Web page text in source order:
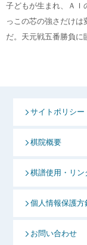
子どもが生まれ、ＡＩ
っこの芯の強さだけは
だ。天元戦五番勝負に
サイトポリシー
棋院概要
棋譜使用・リン
個人情報保護方
お問い合わせ